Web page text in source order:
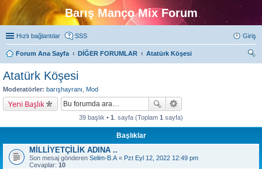
Barış Manço Mix Forum
Hızlı bağlantılar SSS Giriş
Forum Ana Sayfa DİĞER FORUMLAR
Atatürk Köşesi
Atatürk Köşesi
Moderatörler: barışhayranı Mod
Yeni Başlık
39 başlık • 1 . sayfa (Toplam 1 sayfa)
Başlıklar
MİLLİYETÇİLİK ADINA ..
Son mesaj gönderen Selim-B.A « Pzt Eyl 12, 2022 12:49 pm
Cevaplar: 10